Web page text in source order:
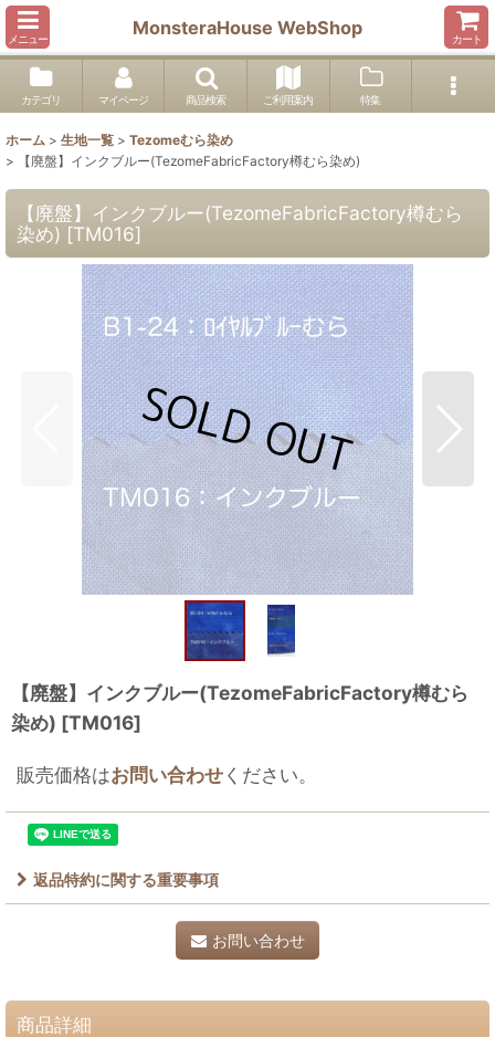
メニュー
MonsteraHouse WebShop
カート
カテゴリ マイページ 商品検索 ご利用案内 特集
ホーム > 生地一覧 > Tezomeむら染め
>
【廃盤】インクブルー(TezomeFabricFactory樽むら染め)
【廃盤】インクブルー(TezomeFabricFactory樽むら
染め) [TM016]
【廃盤】インクブルー(TezomeFabricFactory樽むら
染め) [TM016]
販売価格はお問い合わせください。
返品特約に関する重要事項
お問い合わせ
商品詳細